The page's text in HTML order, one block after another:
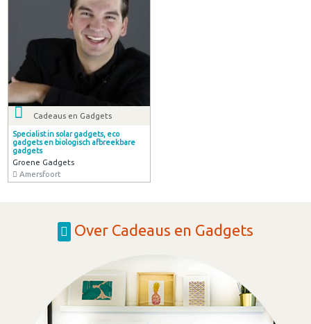
Cadeaus en Gadgets
Specialist in solar gadgets, eco
gadgets en biologisch afbreekbare
gadgets
Groene Gadgets
Amersfoort
Over Cadeaus en Gadgets